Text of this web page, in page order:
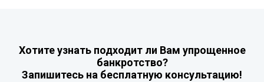
Хотите узнать подходит ли Вам упрощенное
банкротство?
Запишитесь на бесплатную консультацию!